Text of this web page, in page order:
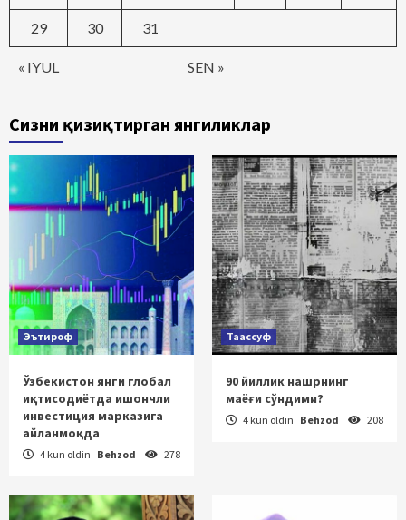
« IYUL SEN »
29 30 31
Сизни қизиқтирган янгиликлар
Эътироф
Ўзбекистон янги глобал
иқтисодиётда ишончли
инвестиция марказига
айланмоқда
4 kun oldin Behzod 278
Таассуф
90 йиллик нашрнинг
маёғи сўндими?
4 kun oldin Behzod 208